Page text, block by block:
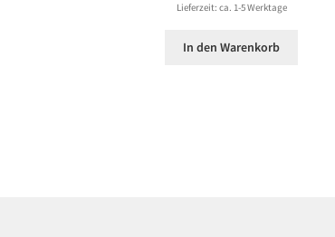
Lieferzeit: ca. 1-5 Werktage
In den Warenkorb